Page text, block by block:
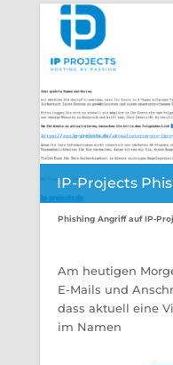
IP-Projects
Phishing Angriff auf IP-
Am heutigen
E-Mails und
dass aktuell eine
im Namen